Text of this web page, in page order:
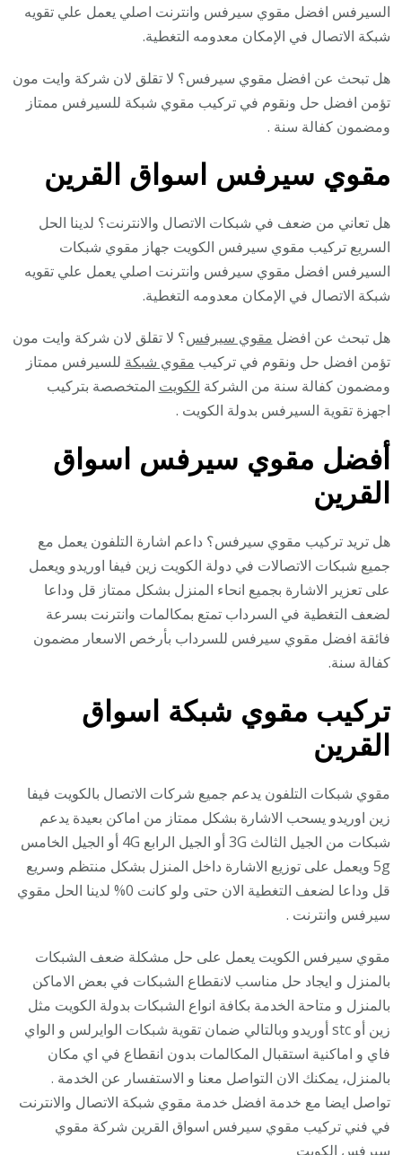
السيرفس افضل مقوي سيرفس وانترنت اصلي يعمل علي تقويه
شبكة الاتصال في الإمكان معدومه التغطية.
هل تبحث عن افضل مقوي سيرفس؟ لا تقلق لان شركة وايت مون
تؤمن افضل حل ونقوم في تركيب مقوي شبكة للسيرفس ممتاز
ومضمون كفالة سنة .
مقوي سيرفس اسواق القرين
هل تعاني من ضعف في شبكات الاتصال والانترنت؟ لدينا الحل
السريع تركيب مقوي سيرفس الكويت جهاز مقوي شبكات
السيرفس افضل مقوي سيرفس وانترنت اصلي يعمل علي تقويه
شبكة الاتصال في الإمكان معدومه التغطية.
هل تبحث عن افضل مقوي سيرفس؟ لا تقلق لان شركة وايت مون
تؤمن افضل حل ونقوم في تركيب مقوي شبكة للسيرفس ممتاز
ومضمون كفالة سنة من الشركة الكويت المتخصصة بتركيب
اجهزة تقوية السيرفس بدولة الكويت .
أفضل مقوي سيرفس اسواق
القرين
هل تريد تركيب مقوي سيرفس؟ داعم اشارة التلفون يعمل مع
جميع شبكات الاتصالات في دولة الكويت زين فيفا اوريدو ويعمل
على تعزير الاشارة بجميع انحاء المنزل بشكل ممتاز قل وداعا
لضعف التغطية في السرداب تمتع بمكالمات وانترنت بسرعة
فائقة افضل مقوي سيرفس للسرداب بأرخص الاسعار مضمون
كفالة سنة.
تركيب مقوي شبكة اسواق
القرين
مقوي شبكات التلفون يدعم جميع شركات الاتصال بالكويت فيفا
زين اوريدو يسحب الاشارة بشكل ممتاز من اماكن بعيدة يدعم
شبكات من الجيل الثالث 3G أو الجيل الرابع 4G أو الجيل الخامس
5g ويعمل على توزيع الاشارة داخل المنزل بشكل منتظم وسريع
قل وداعا لضعف التغطية الان حتى ولو كانت 0% لدينا الحل مقوي
سيرفس وانترنت .
مقوي سيرفس الكويت يعمل على حل مشكلة ضعف الشبكات
بالمنزل و ايجاد حل مناسب لانقطاع الشبكات في بعض الاماكن
بالمنزل و متاحة الخدمة بكافة انواع الشبكات بدولة الكويت مثل
زين أو stc أوريدو وبالتالي ضمان تقوية شبكات الوايرلس و الواي
فاي و اماكنية استقبال المكالمات بدون انقطاع في اي مكان
بالمنزل، يمكنك الان التواصل معنا و الاستفسار عن الخدمة .
تواصل ايضا مع خدمة افضل خدمة مقوي شبكة الاتصال والانترنت
في فني تركيب مقوي سيرفس اسواق القرين شركة مقوي
سيرفس الكويت